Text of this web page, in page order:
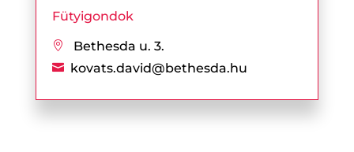
Fütyigondok
 Bethesda u. 3.
 kovats.david@bethesda.hu